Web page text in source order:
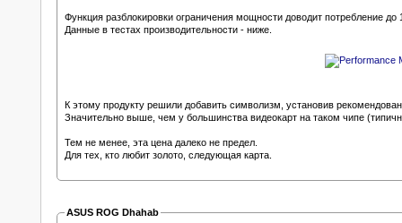
Функция разблокировки ограничения мощности доводит потребление до
Данные в тестах производительности - ниже.
К этому продукту решили добавить символизм, установив
Значительно выше, чем у большинства видеокарт на таком чипе
Тем не менее, эта цена далеко не предел.
Для тех, кто любит золото, следующая карта.
ASUS ROG Dhahab